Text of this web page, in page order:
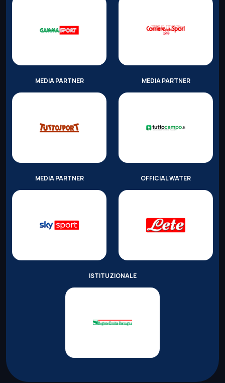
MEDIA PARTNER MEDIA PARTNER
MEDIA PARTNER OFFICIAL WATER
ISTITUZIONALE